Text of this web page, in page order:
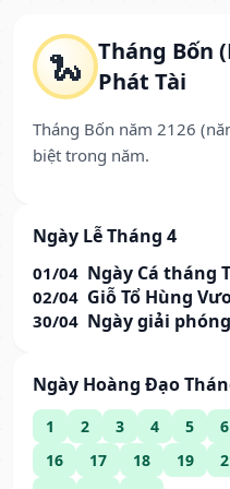
🐍 Tháng Bốn
Phát Tài
Tháng Bốn năm 2126
biệt trong năm.
Ngày Lễ Tháng 4
01/04 Ngày Cá tháng
02/04 Giỗ Tổ Hùng
30/04 Ngày giải
Ngày Hoàng Đạo
1 2 3 4 5 6
16
17 18 19